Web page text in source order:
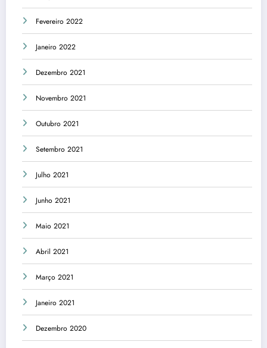
Fevereiro 2022
Janeiro 2022
Dezembro 2021
Novembro 2021
Outubro 2021
Setembro 2021
Julho 2021
Junho 2021
Maio 2021
Abril 2021
Março 2021
Janeiro 2021
Dezembro 2020